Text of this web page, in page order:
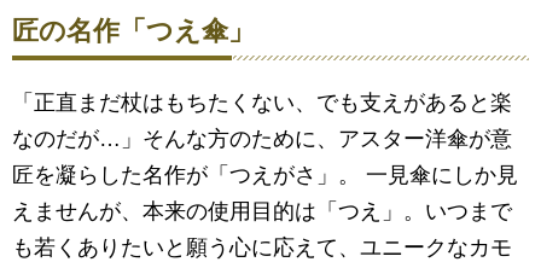
匠の名作「つえ傘」
「正直まだ杖はもちたくない、でも支えがあると楽
なのだが…」そんな方のために、アスター洋傘が意
匠を凝らした名作が「つえがさ」。 一見傘にしか見
えませんが、本来の使用目的は「つえ」。いつまで
も若くありたいと願う心に応えて、ユニークなカモ